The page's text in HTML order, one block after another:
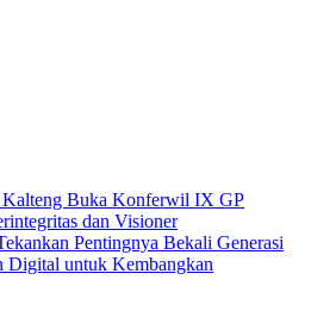
Kalteng Buka Konferwil IX GP
dan Visioner
Pentingnya Bekali Generasi
Digital untuk Kembangkan